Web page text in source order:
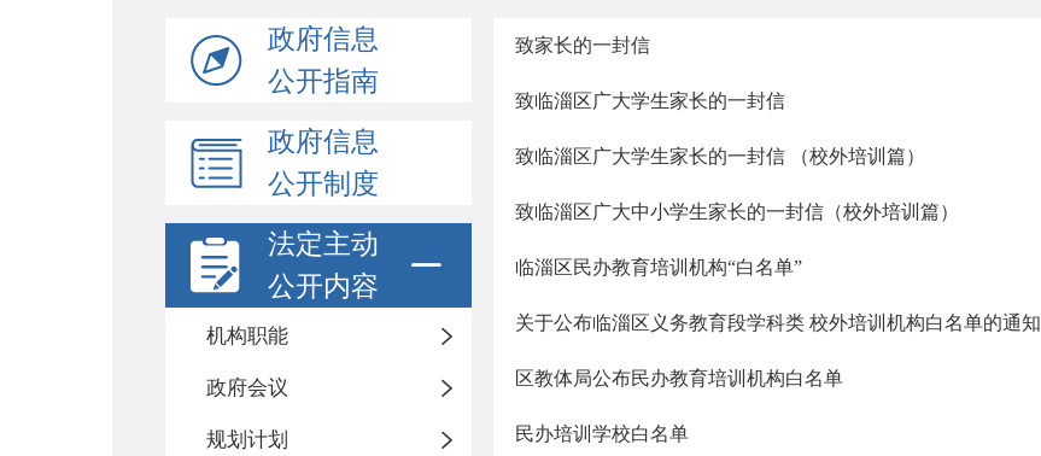
政府信息
公开指南
政府信息
公开制度
法定主动
公开内容
机构职能
政府会议
规划计划
致家长的一封信
致临淄区广大学生家长的一封信
致临淄区广大学生家长的一封信 （校外培训篇）
致临淄区广大中小学生家长的一封信（校外培训篇）
临淄区民办教育培训机构“白名单”
关于公布临淄区义务教育段学科类 校外培训机构白名单的通知
区教体局公布民办教育培训机构白名单
民办培训学校白名单